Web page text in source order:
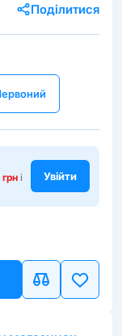
Поділитися
і
Увійти